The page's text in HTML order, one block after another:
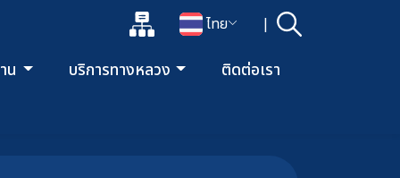
แผนผังเว็บไซต์
เปลี่ยนภาษา
ไทย | ค้นหา
เปิดกล่องค้นหาข้อมูลหลักของเว็บไซต์
น บริการทางหลวง ติดต่อเรา